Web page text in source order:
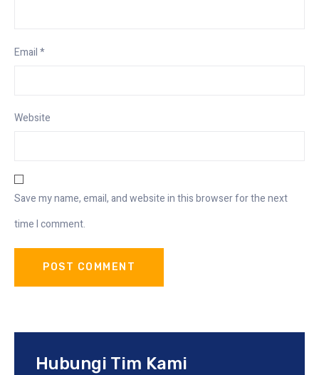
Email*
Website
Save my name, email, and website in this browser for the next
time I comment.
Hubungi Tim Kami